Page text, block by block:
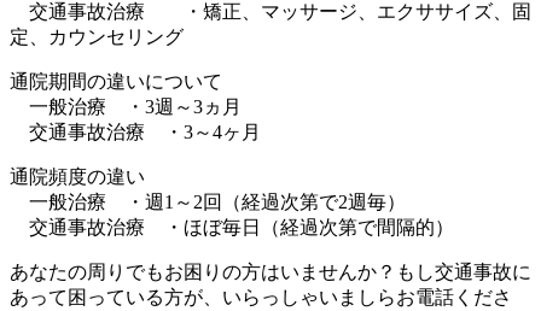
交通事故治療 ・矯正、マッサージ、エクササイズ、固
定、カウンセリング
通院期間の違いについて
一般治療 ・3週～3ヵ月
交通事故治療 ・3～4ヶ月
通院頻度の違い
一般治療 ・週1～2回（経過次第で2週毎）
交通事故治療 ・ほぼ毎日（経過次第で間隔的）
あなたの周りでもお困りの方はいませんか？もし交通事故に
あって困っている方が、いらっしゃいましらお電話くださ